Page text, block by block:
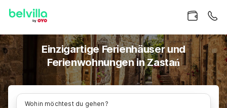
Einzigartige Ferienhäuser und
Ferienwohnungen in Zastań
Wohin möchtest du gehen?